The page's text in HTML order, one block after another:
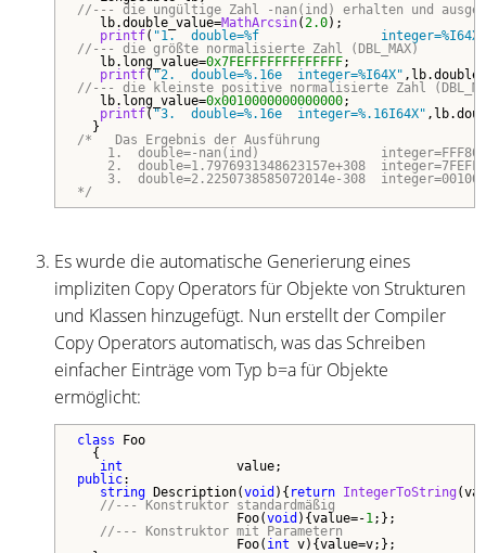
//--- die ungültige Zahl -nan(ind) erhalten und
lb.double_value=MathArcsin(2.0);
printf( "1.  double=%f                integer=%I64X"
//--- die größte normalisierte Zahl (DBL_MAX)
lb.long_value=0x7FEFFFFFFFFFFFFF;
printf("2.  double=%.16e  integer=%I64X"
//--- die kleinste positive normalisierte Zahl
lb.long_value=0x0010000000000000;
printf("3.  double=%.16e  integer=%.16I64X"
/*   Das Ergebnis der Ausführung
1.  double=-nan(ind)
2.  double=1.7976931348623157e+308
3.  double=2.2250738585072014e-308
*/
Es wurde die automatische Generierung eines
impliziten Copy Operators für Objekte von Strukturen
und Klassen hinzugefügt. Nun erstellt der Compiler
Copy Operators automatisch, was das Schreiben
einfacher Einträge vom Typ b=a für Objekte
ermöglicht:
class Foo
{
int
public:
string Description(void ){ return IntegerToString
//--- Konstruktor standardmäßig
Foo(void ){value=-1;};
//--- Konstruktor mit Parametern
Foo( int v){value=v;};